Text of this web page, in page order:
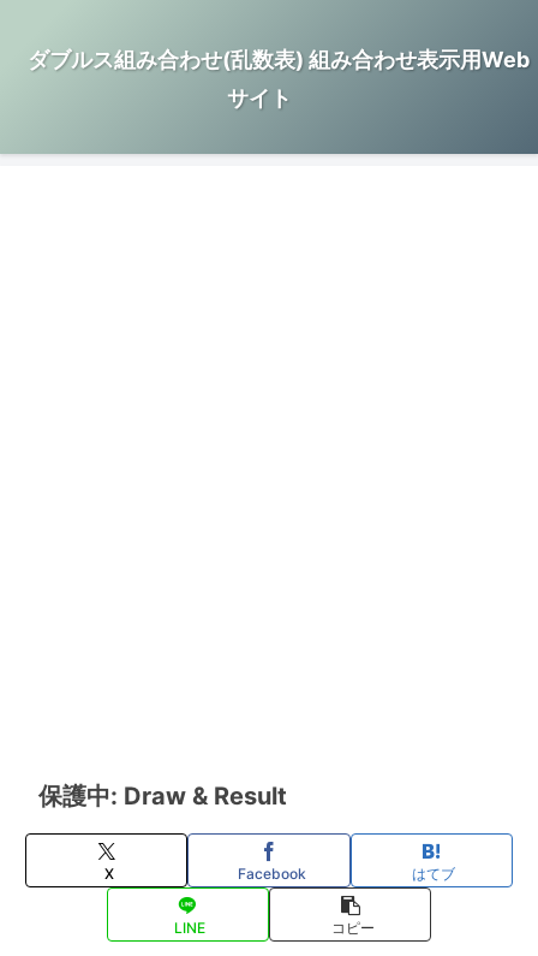
ダブルス組み合わせ(乱数表) 組み合わせ表示用Web
サイト
保護中: Draw & Result
X Facebook はてブ
LINE コピー